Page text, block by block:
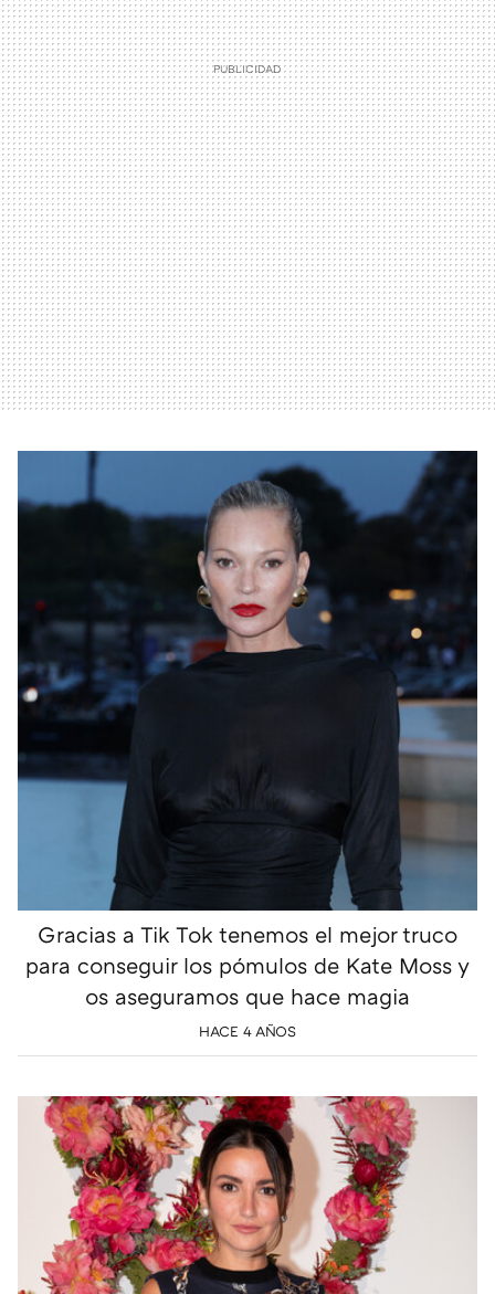
Gracias a Tik Tok tenemos el mejor truco
para conseguir los pómulos de Kate Moss y
os aseguramos que hace magia
HACE 4 AÑOS